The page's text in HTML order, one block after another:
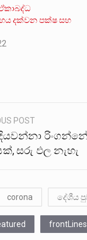
දක්වන පක්ෂ සහ
POST
සරු ඵල නැහැ
corona දේශීය